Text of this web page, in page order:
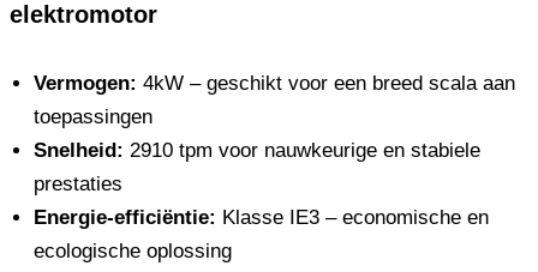
elektromotor
Vermogen: 4kW – geschikt voor een breed scala aan
toepassingen
Snelheid: 2910 tpm voor nauwkeurige en stabiele
prestaties
Energie-efficiëntie: Klasse IE3 – economische en
ecologische oplossing